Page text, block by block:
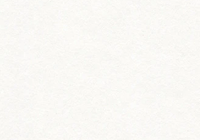
一刀の間、打突の
のプロセスを途中